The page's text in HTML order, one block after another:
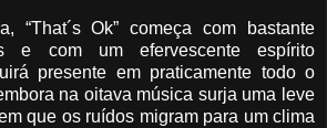
“That´s Ok” começa com bastante
e com um efervescente espírito
presente em praticamente todo o
na oitava música surja uma leve
que os ruídos migram para um clima